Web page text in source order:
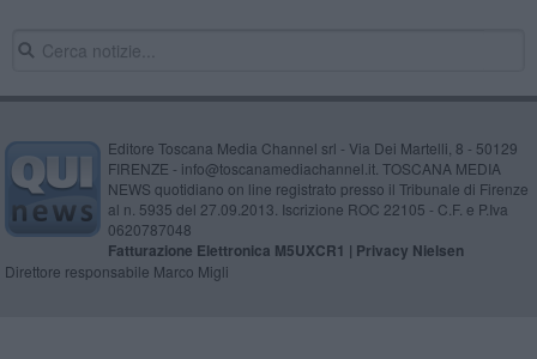
Editore Toscana Media Channel srl - Via Dei Martelli, 8 - 50129
FIRENZE - info@toscanamediachannel.it. TOSCANA MEDIA
NEWS quotidiano on line registrato presso il Tribunale di Firenze
al n. 5935 del 27.09.2013. Iscrizione ROC 22105 - C.F. e P.Iva
0620787048
Fatturazione Elettronica M5UXCR1 | Privacy Nielsen
Direttore responsabile Marco Migli